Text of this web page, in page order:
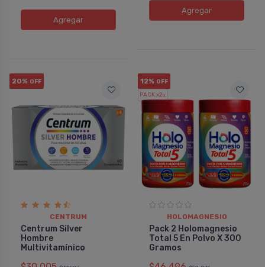
Agregar
Agregar
20% OFF
CENTRUM
Centrum Silver
Hombre
Multivitamínico
12% OFF
PACK x2u.
HOLOMAGNESIO
Pack 2 Holomagnesio
Total 5 En Polvo X 300
Gramos